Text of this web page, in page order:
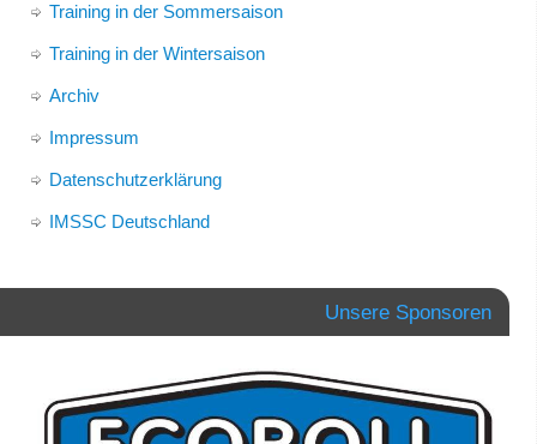
Training in der Sommersaison
Training in der Wintersaison
Archiv
Impressum
Datenschutzerklärung
IMSSC Deutschland
Unsere Sponsoren